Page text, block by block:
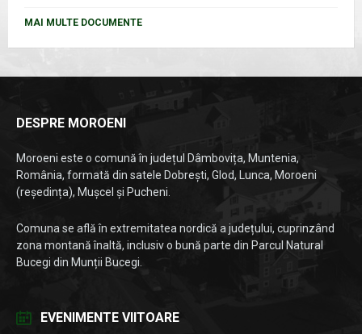
MAI MULTE DOCUMENTE
DESPRE MOROENI
Moroeni este o comună în județul Dâmbovița, Muntenia,
România, formată din satele Dobrești, Glod, Lunca, Moroeni
(reședința), Mușcel și Pucheni.
Comuna se află în extremitatea nordică a județului, cuprinzând
zona montană înaltă, inclusiv o bună parte din Parcul Natural
Bucegi din Munții Bucegi.
EVENIMENTE VIITOARE